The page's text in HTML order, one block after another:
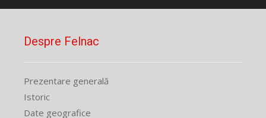
Despre Felnac
Prezentare generală
Istoric
Date geografice